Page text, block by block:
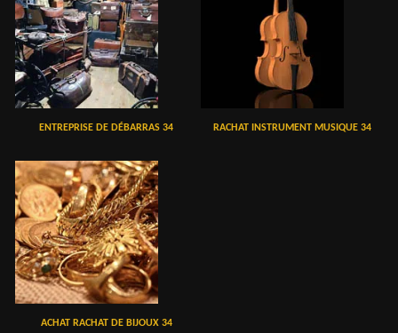
ENTREPRISE DE DÉBARRAS 34 RACHAT INSTRUMENT MUSIQUE 34
ACHAT RACHAT DE BIJOUX 34